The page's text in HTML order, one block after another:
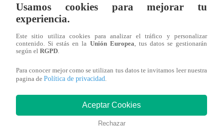
Muere exparticipante de La Voz Colombia
tras denunciar negligencia médica
La
También te puede
interesar
Usamos cookies para mejorar tu
experiencia.
Este sitio utiliza cookies para analizar el tráfico y personalizar
contenido. Si estás en la Unión Europea , tus datos se gestionarán
según el RGPD
Para conocer mejor como se utilizan tus datos te invitamos leer nuestra
pagina de Política de privacidad
Aceptar Cookies
Rechazar